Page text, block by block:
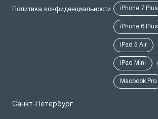
Политика конфиденциальности iPhone 7 Plus
iPhone 6 Plus
iPad 5 Air
iPad Mini
Macbook Pro
Санкт-Петербург